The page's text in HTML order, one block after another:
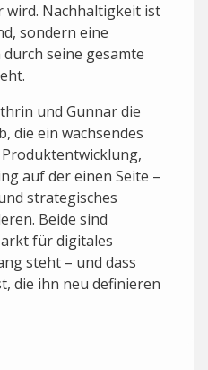
wird. Nachhaltigkeit ist
sondern eine
seine gesamte
und Gunnar die
die ein wachsendes
auf der einen Seite –
strategisches
Beide sind
für digitales
steht – und dass
die ihn neu definieren